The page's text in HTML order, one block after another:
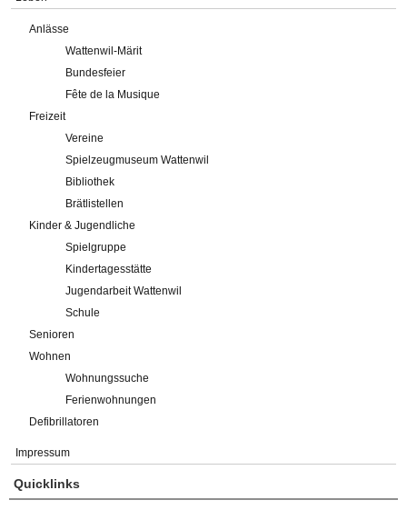
Anlässe
Wattenwil-Märit
Bundesfeier
Fête de la Musique
Freizeit
Vereine
Spielzeugmuseum Wattenwil
Bibliothek
Brätlistellen
Kinder & Jugendliche
Spielgruppe
Kindertagesstätte
Jugendarbeit Wattenwil
Schule
Senioren
Wohnen
Wohnungssuche
Ferienwohnungen
Defibrillatoren
Impressum
Quicklinks